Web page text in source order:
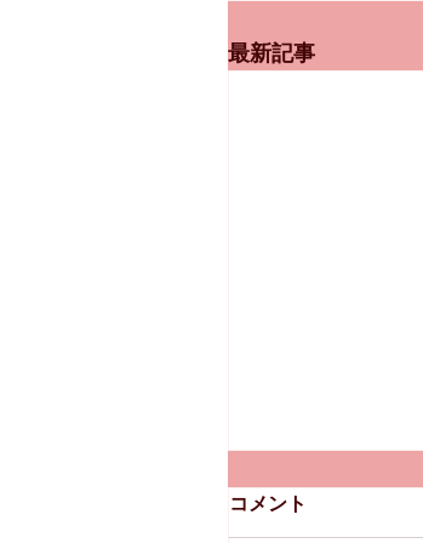
最新記事
コメント